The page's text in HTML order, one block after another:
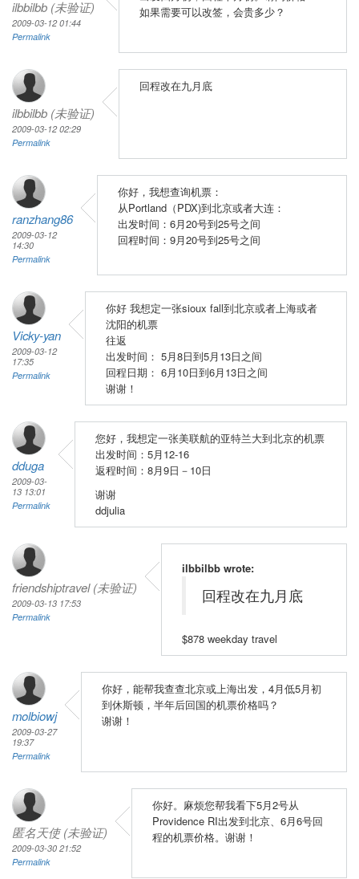
ilbbilbb (未验证)
2009-03-12 01:44
Permalink
如果需要可以改签，会贵多少？
ilbbilbb (未验证)
2009-03-12 02:29
Permalink
回程改在九月底
ranzhang86
2009-03-12
14:30
Permalink
你好，我想查询机票：
从Portland（PDX)到北京或者大连：
出发时间：6月20号到25号之间
回程时间：9月20号到25号之间
Vicky-yan
2009-03-12
17:35
Permalink
你好 我想定一张sioux fall到北京或者上海或者
沈阳的机票
往返
出发时间： 5月8日到5月13日之间
回程日期： 6月10日到6月13日之间
谢谢！
dduga
2009-03-
13 13:01
Permalink
您好，我想定一张美联航的亚特兰大到北京的机票
出发时间：5月12-16
返程时间：8月9日－10日
谢谢
ddjulia
friendshiptravel (未验证)
2009-03-13 17:53
Permalink
ilbbilbb wrote:
回程改在九月底
$878 weekday travel
molbiowj
2009-03-27
19:37
Permalink
你好，能帮我查查北京或上海出发，4月低5月初
到休斯顿，半年后回国的机票价格吗？
谢谢！
匿名天使 (未验证)
2009-03-30 21:52
Permalink
你好。麻烦您帮我看下5月2号从
Providence RI出发到北京、6月6号回
程的机票价格。谢谢！